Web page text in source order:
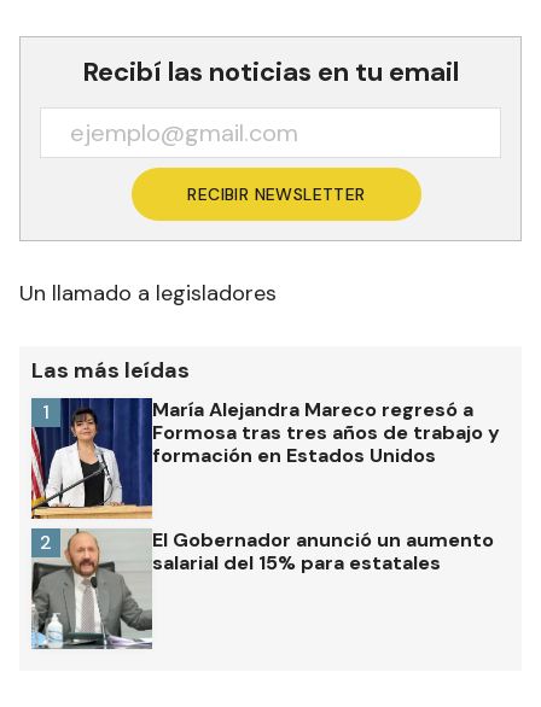
Recibí las noticias en tu email
RECIBIR NEWSLETTER
Un llamado a legisladores
Las más leídas
María Alejandra Mareco regresó a
Formosa tras tres años de trabajo y
formación en Estados Unidos
1
El Gobernador anunció un aumento
salarial del 15% para estatales
2